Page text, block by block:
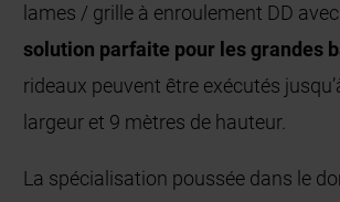
lames / grille à enroulement DD
solution parfaite pour les grandes
rideaux peuvent être exécutés
largeur et 9 mètres de hauteur.
La spécialisation poussée dans le